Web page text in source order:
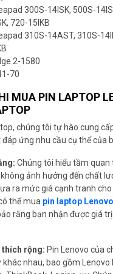
300S-14ISK, 500S-
720-15IKB
310S-14AST, 310S-
2-1580
70
MUA PIN LAPTOP
chúng tôi tự hào cung
ứng nhu cầu cụ thể của
Chúng tôi hiểu tầm quan
ảnh hưởng đến chất
ra mức giá cạnh tranh
thể mua pin laptop Lenovo
rằng bạn nhận được giá
thích rộng: Pin Lenovo của
nhau, bao gồm Lenovo